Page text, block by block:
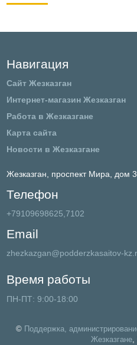
Навигация
Сайт Жезказган
Интернет-магазин Жезказган
Работа в Жезказгане
Карта сайта
Новости в Жезказгане
Жезказган, проспект Мира, дом
Телефон
+79109698625,7102
Email
zhezkazgan@podderzkasaitov-
Время работы
ПН-ПТ: 9:00-18:00
©
Поддержка,
Жезказгане,